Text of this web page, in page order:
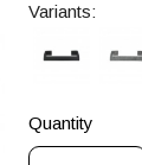
Variants:
Quantity